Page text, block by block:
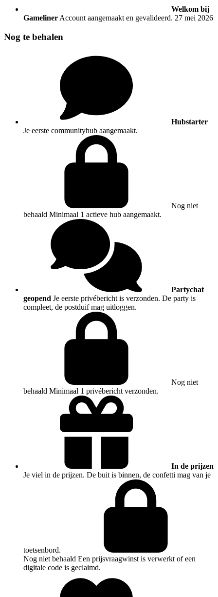
Welkom bij
Gameliner Account aangemaakt en gevalideerd. 27 mei 2026
Nog te behalen
Hubstarter
Je eerste communityhub aangemaakt.
Nog niet
behaald Minimaal 1 actieve hub aangemaakt.
Partychat
geopend Je eerste privébericht is verzonden. De party is
compleet, de postduif mag uitloggen.
Nog niet
behaald Minimaal 1 privébericht verzonden.
In de prijzen
Je viel in de prijzen. De buit is binnen, de confetti mag van je
toetsenbord.
Nog niet behaald Een prijsvraagwinst is verwerkt of een
digitale code is geclaimd.